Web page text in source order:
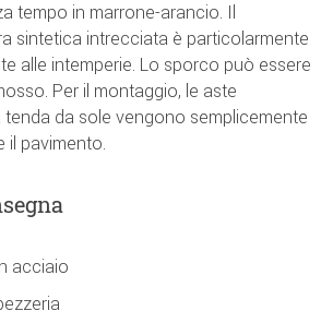
tempo in marrone-arancio. Il
sintetica intrecciata è particolarmente
alle intemperie. Lo sporco può essere
Per il montaggio, le aste
da sole vengono semplicemente
il pavimento.
acciaio